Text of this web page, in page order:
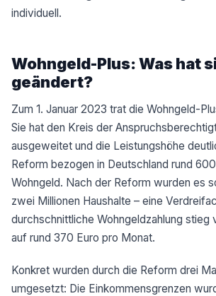
individuell.
Wohngeld-Plus: Was hat
geändert?
Zum 1. Januar 2023 trat die Wohngeld-
Sie hat den Kreis der
ausgeweitet und die Leistungshöhe
Reform bezogen in Deutschland rund
Wohngeld. Nach der Reform wurden es
zwei Millionen Haushalte – eine
durchschnittliche Wohngeldzahlung stieg
auf rund 370 Euro pro Monat.
Konkret wurden durch die Reform drei
umgesetzt: Die Einkommensgrenzen